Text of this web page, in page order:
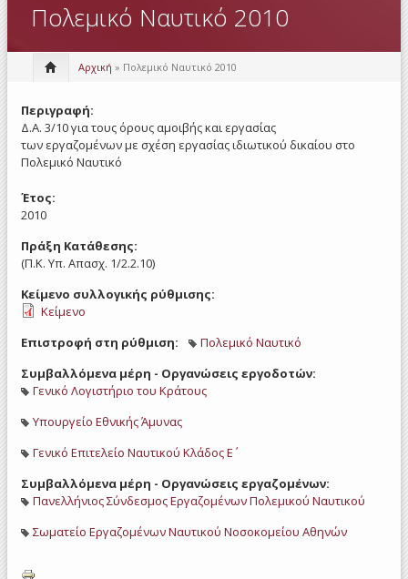
Πολεμικό Ναυτικό 2010
Αρχική » Πολεμικό Ναυτικό 2010
Περιγραφή:
Δ.Α. 3/10 για τους όρους αμοιβής και εργασίας
των εργαζομένων με σχέση εργασίας ιδιωτικού δικαίου στο
Πολεμικό Ναυτικό
Έτος:
2010
Πράξη Κατάθεσης:
(Π.Κ. Υπ. Απασχ. 1/2.2.10)
Κείμενο συλλογικής ρύθμισης:
Κείμενο
Επιστροφή στη ρύθμιση:
Πολεμικό Ναυτικό
Συμβαλλόμενα μέρη - Οργανώσεις εργοδοτών:
Γενικό Λογιστήριο του Κράτους
Υπουργείο Εθνικής Άμυνας
Γενικό Επιτελείο Ναυτικού Κλάδος Ε΄
Συμβαλλόμενα μέρη - Οργανώσεις εργαζομένων:
Πανελλήνιος Σύνδεσμος Εργαζομένων Πολεμικού Ναυτικού
Σωματείο Εργαζομένων Ναυτικού Νοσοκομείου Αθηνών